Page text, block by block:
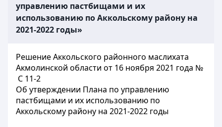
управлению пастбищами и их
использованию по Аккольскому району на
2021-2022 годы»
Решение Аккольского районного маслихата
Акмолинской области от 16 ноября 2021 года №
С 11-2
Об утверждении Плана по управлению
пастбищами и их использованию по
Аккольскому району на 2021-2022 годы